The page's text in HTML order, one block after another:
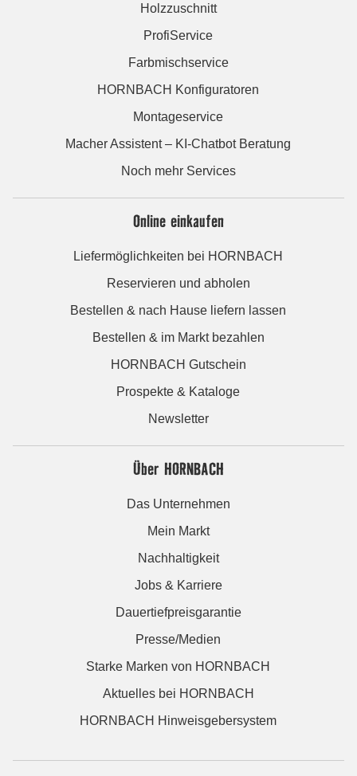
Holzzuschnitt
ProfiService
Farbmischservice
HORNBACH Konfiguratoren
Montageservice
Macher Assistent – KI-Chatbot Beratung
Noch mehr Services
Online einkaufen
Liefermöglichkeiten bei HORNBACH
Reservieren und abholen
Bestellen & nach Hause liefern lassen
Bestellen & im Markt bezahlen
HORNBACH Gutschein
Prospekte & Kataloge
Newsletter
Über HORNBACH
Das Unternehmen
Mein Markt
Nachhaltigkeit
Jobs & Karriere
Dauertiefpreisgarantie
Presse/Medien
Starke Marken von HORNBACH
Aktuelles bei HORNBACH
HORNBACH Hinweisgebersystem